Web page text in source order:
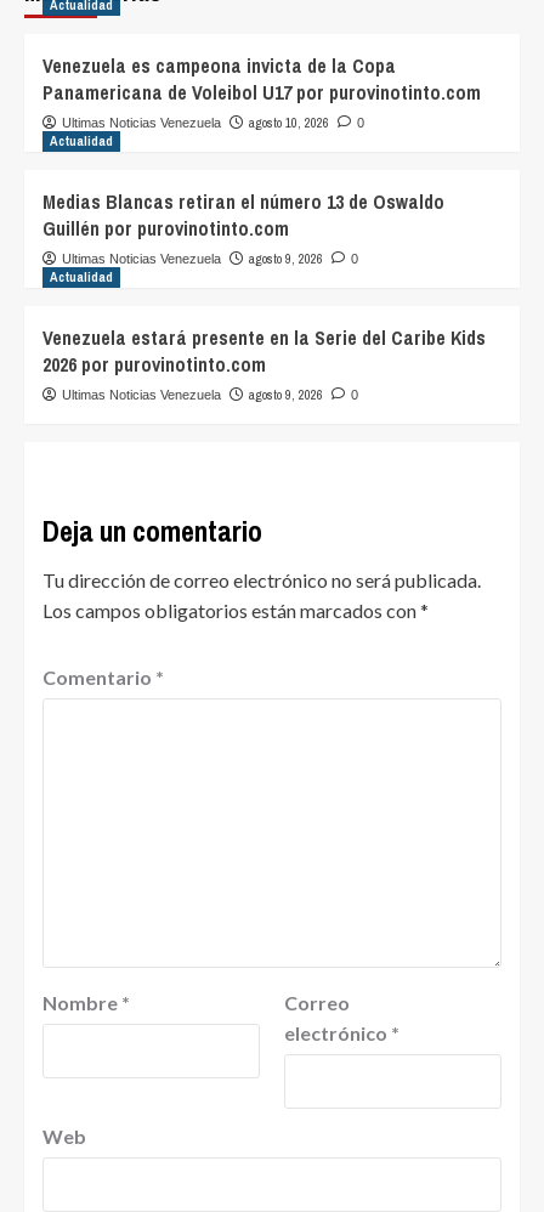
Actualidad
Venezuela es campeona invicta de la Copa
Panamericana de Voleibol U17 por purovinotinto.com
Ultimas Noticias Venezuela agosto 10, 2026 0
Actualidad
Medias Blancas retiran el número 13 de Oswaldo
Guillén por purovinotinto.com
Ultimas Noticias Venezuela agosto 9, 2026 0
Actualidad
Venezuela estará presente en la Serie del Caribe Kids
2026 por purovinotinto.com
Ultimas Noticias Venezuela agosto 9, 2026 0
Deja un comentario
Tu dirección de correo electrónico no será publicada.
Los campos obligatorios están marcados con*
Comentario *
Nombre *
Correo
electrónico *
Web